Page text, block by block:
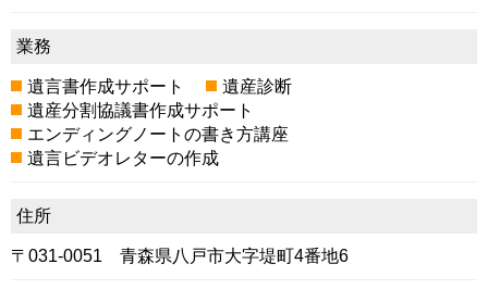
業務
遺言書作成サポート
遺産診断
遺産分割協議書作成サポート
エンディングノートの書き方講座
遺言ビデオレターの作成
住所
〒031-0051 青森県八戸市大字堤町4番地6